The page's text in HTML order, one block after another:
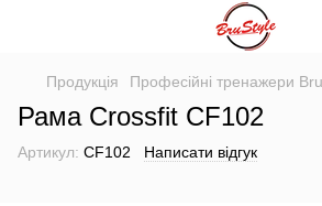
Продукція Професійні тренажери
Рама Crossfit CF102
Артикул: CF102 Написати відгук